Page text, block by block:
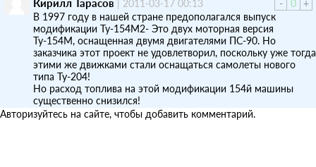
-
0 +
Кирилл Тарасов | 2011-03-17 00:13
В 1997 году в нашей стране предополагался выпуск
модификации Ту-154М2- Это двух моторная версия
Ту-154М, оснащенная двумя двигателями ПС-90. Но
заказчика этот проект не удовлетворил, поскольку уже тогда
этими же движками стали оснащаться самолеты нового
типа Ту-204!
Но расход топлива на этой модификации 154й машины
существенно снизился!
Авторизуйтесь на сайте, чтобы добавить комментарий.